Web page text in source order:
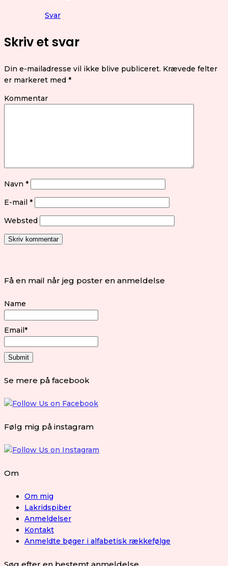
Svar
Skriv et svar
Din e-mailadresse vil ikke blive publiceret. Krævede felter
er markeret med *
Kommentar
Navn *
E-mail *
Websted
Få en mail når jeg poster en anmeldelse
Name
Email*
Se mere på facebook
Følg mig på instagram
Om
Om mig
Lakridspiber
Anmeldelser
Kontakt
Anmeldte bøger i alfabetisk rækkefølge